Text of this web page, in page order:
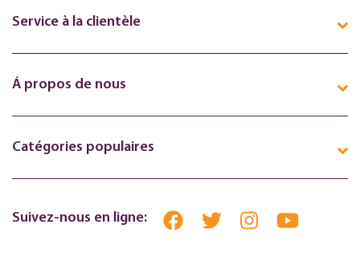
Service à la clientèle
Á propos de nous
Catégories populaires
Suivez-nous en ligne: